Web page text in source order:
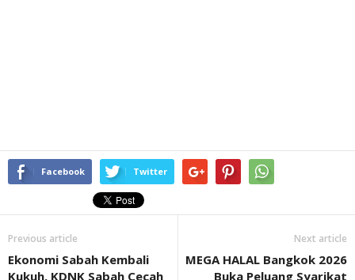
Facebook Twitter
Previous article
Ekonomi Sabah Kembali
Kukuh, KDNK Sabah Cecah
Next article
MEGA HALAL Bangkok 2026
Buka Peluang Syarikat